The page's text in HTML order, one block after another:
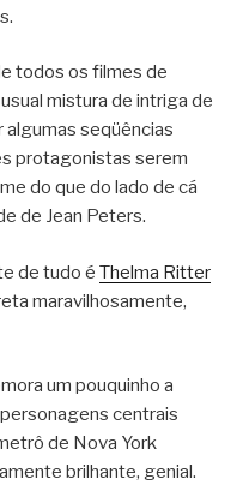
todos os filmes de
mistura de intriga de
algumas seqüências
protagonistas serem
do que do lado de cá
de Jean Peters.
de tudo é Thelma Ritter
maravilhosamente,
um pouquinho a
centrais
de Nova York
brilhante, genial.